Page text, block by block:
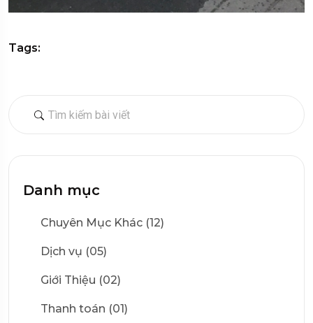
Danh mục
Chuyên Mục Khác (12)
Dịch vụ (05)
Giới Thiệu (02)
Thanh toán (01)
Tags: